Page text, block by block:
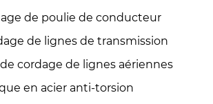
de poulie de conducteur
de lignes de transmission
cordage de lignes aériennes
en acier anti-torsion